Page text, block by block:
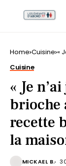
Home Cuisine «
Cuisine
« Je
brioche
recette
la
MICKAEL B.